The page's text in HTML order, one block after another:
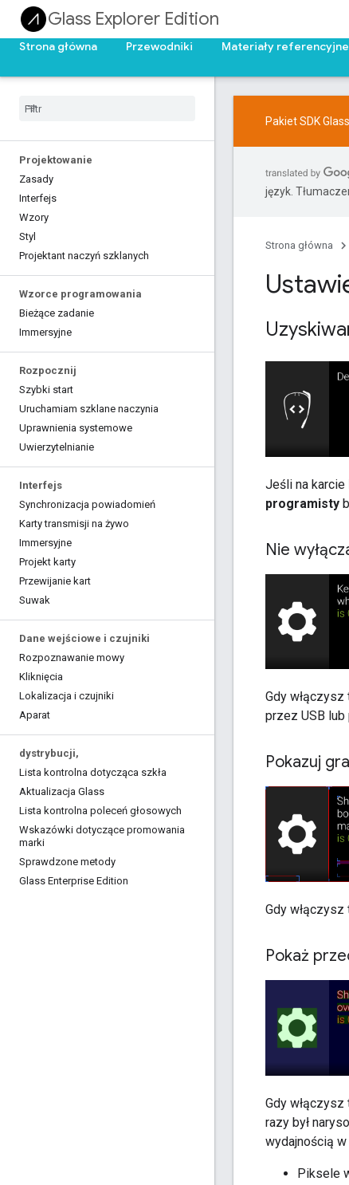
Glass Explorer Edition
Strona główna
Przewodniki Materiały referencyjne
Projektowanie
Zasady
Interfejs
Wzory
Styl
Projektant naczyń szklanych
Wzorce programowania
Bieżące zadanie
Immersyjne
Rozpocznij
Szybki start
Uruchamiam szklane naczynia
Uprawnienia systemowe
Uwierzytelnianie
Interfejs
Synchronizacja powiadomień
Karty transmisji na żywo
Immersyjne
Projekt karty
Przewijanie kart
Suwak
Dane wejściowe i czujniki
Rozpoznawanie mowy
Kliknięcia
Lokalizacja i czujniki
Aparat
dystrybucji,
Lista kontrolna dotycząca szkła
Aktualizacja Glass
Lista kontrolna poleceń głosowych
Wskazówki dotyczące promowania
marki
Sprawdzone metody
Glass Enterprise Edition
Pakiet SDK
język.
Strona główna
Jeśli na karcie
programisty
Nie
Gdy włączysz
przez USB lub
Pokazuj
Gdy
Pokaż
Gdy
razy był
wydajnością w
Piksele